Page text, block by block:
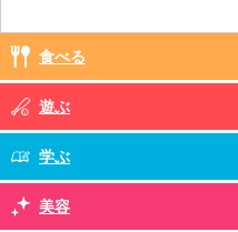
食べる
遊ぶ
学ぶ
美容